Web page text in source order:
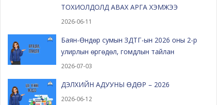
ТОХИОЛДОЛД АВАХ АРГА ХЭМЖЭЭ
2026-06-11
Баян-Өндөр сумын ЗДТГ-ын 2026 оны 2-р
улирлын өргөдөл, гомдлын тайлан
2026-07-03
ДЭЛХИЙН АДУУНЫ ӨДӨР – 2026
2026-06-12